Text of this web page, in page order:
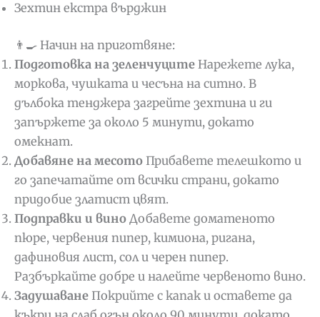
Зехтин екстра върджин
👨‍🍳 Начин на приготвяне:
Подготовка на зеленчуците Нарежете лука,
моркова, чушката и чесъна на ситно. В
дълбока тенджера загрейте зехтина и ги
запържете за около 5 минути, докато
омекнат.
Добавяне на месото Прибавете телешкото и
го запечатайте от всички страни, докато
придобие златист цвят.
Подправки и вино Добавете доматеното
пюре, червения пипер, кимиона, ригана,
дафиновия лист, сол и черен пипер.
Разбъркайте добре и налейте червеното вино.
Задушаване Покрийте с капак и оставете да